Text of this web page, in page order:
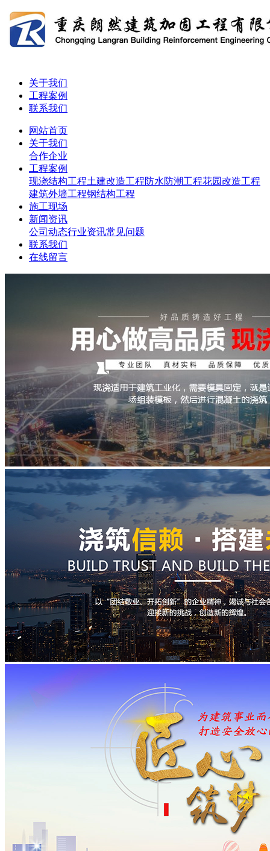
关于我们
工程案例
联系我们
网站首页
关于我们
合作企业
工程案例
现浇结构工程土建改造工程防水防潮工程花园改造工程
建筑外墙工程钢结构工程
施工现场
新闻资讯
公司动态行业资讯常见问题
联系我们
在线留言